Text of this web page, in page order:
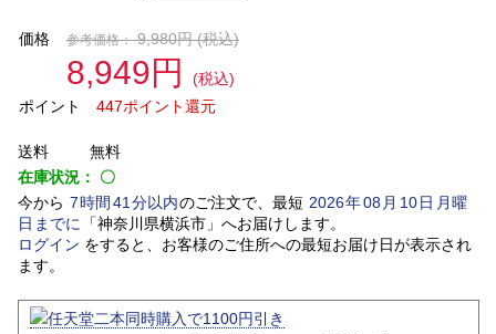
価格 参考価格： 9,980円(税込)
8,949円
(税込)
ポイント
447ポイント還元
送料
無料
在庫状況： 〇
今から 7時間 41 分以内のご注文で、最短 2026年08 月 10日月曜
日 までに 「神奈川県横浜市」 へお届けします。
ログイン をすると、お客様のご住所への最短お届け日が表示され
ます。